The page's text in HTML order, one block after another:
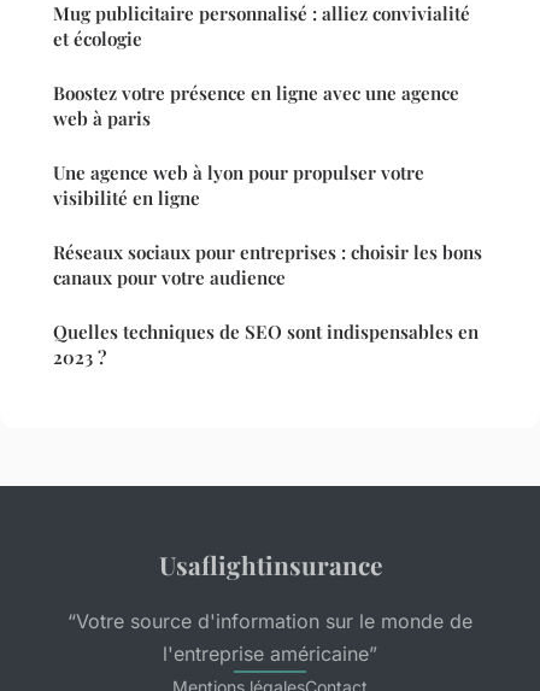
Mug publicitaire personnalisé : alliez convivialité
et écologie
Boostez votre présence en ligne avec une agence
web à paris
Une agence web à lyon pour propulser votre
visibilité en ligne
Réseaux sociaux pour entreprises : choisir les bons
canaux pour votre audience
Quelles techniques de SEO sont indispensables en
2023 ?
Usaflightinsurance
“Votre source d'information sur le monde de
l'entreprise américaine”